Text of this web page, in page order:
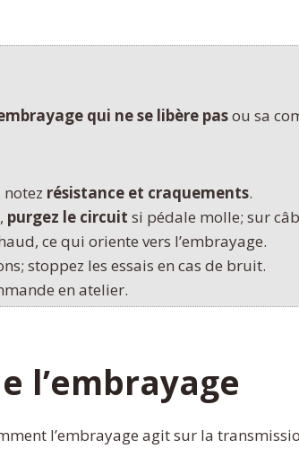
qui ne se libère pasou sa
résistance et craquements.
purgez le circuit si pédale molle; sur
ce qui oriente vers l’embrayage.
stoppez les essais en cas de bruit.
en atelier.
l’embrayage
l’embrayage agit sur la